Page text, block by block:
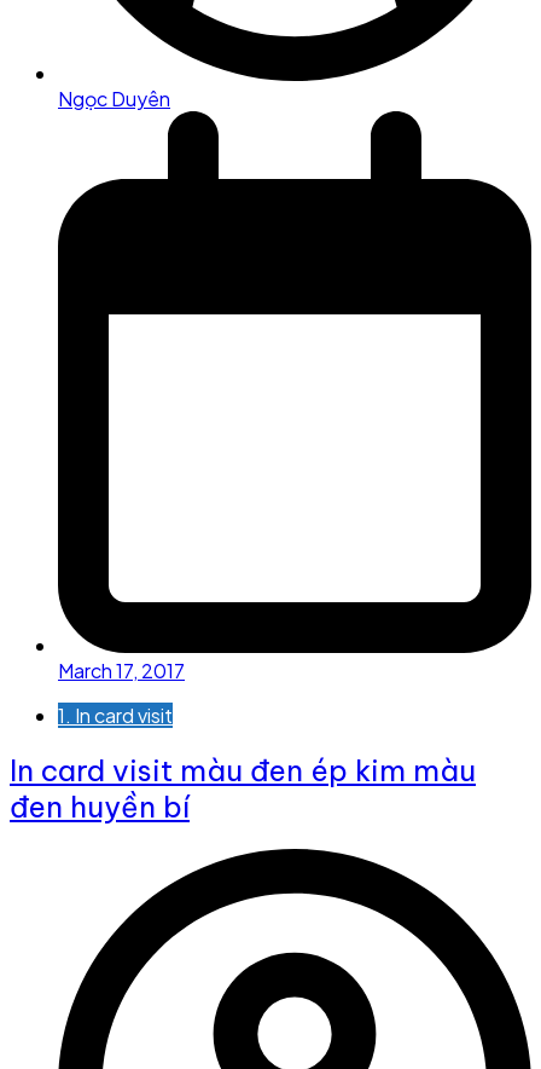
Ngọc Duyên
March 17, 2017
1. In card visit
In card visit màu đen ép kim màu
đen huyền bí